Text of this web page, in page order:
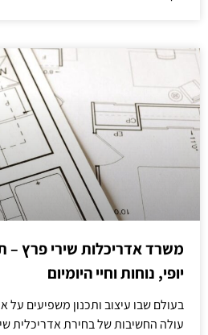
משרד אדריכלות שירי פרץ –
יופי, נוחות וחיי היומיום
בעולם שבו עיצוב ותכנון משפיעים על
עולה החשיבות של בחירת אדריכלית